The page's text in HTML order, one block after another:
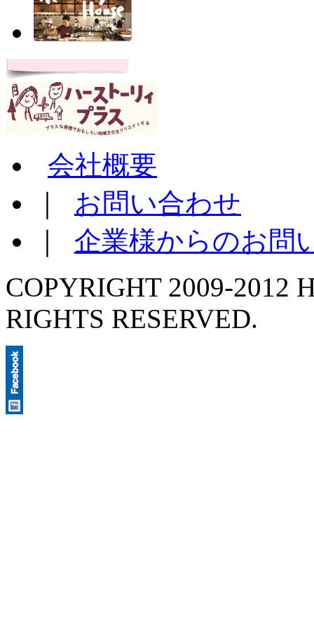
会社概要
お問い合わせ
企業様からのお問
COPYRIGHT 2009-2012
RIGHTS RESERVED.